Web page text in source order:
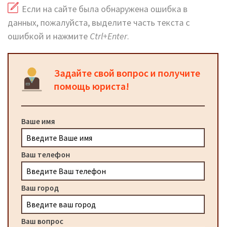
Если на сайте была обнаружена ошибка в
данных, пожалуйста, выделите часть текста с
ошибкой и нажмите Ctrl+Enter.
Задайте свой вопрос и получите
помощь юриста!
Ваше имя
Ваш телефон
Ваш город
Ваш вопрос